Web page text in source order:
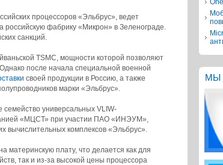
процессоров «Эльбрус», ведет
российскую фабрику «Микрон» в Зеленограде.
санкций.
TSMC, мощности которой позволяют
после начала специальной военной
своей продукции в Россию, а также
марки «Эльбрус».
универсальных VLIW-
«МЦСТ» при участии ПАО «ИНЭУМ»,
вычислительных комплексов «Эльбрус».
материнскую плату, что делается как для
так и из-за высокой цены процессора
МЫ